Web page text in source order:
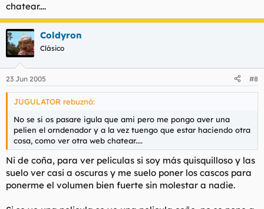
chatear....
Coldyron
Clásico
23 Jun 2005 #8
JUGULATOR rebuznó:
No se si os pasare igula que ami pero me pongo aver una
pelien el orndenador y a la vez tuengo que estar haciendo otra
cosa, como ver otra web chatear....
Ni de coña, para ver peliculas si soy más quisquilloso y las
suelo ver casi a oscuras y me suelo poner los cascos para
ponerme el volumen bien fuerte sin molestar a nadie.